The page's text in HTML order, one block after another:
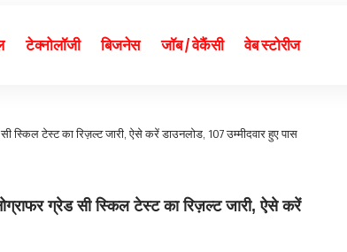
टेक्नोलॉजी बिजनेस जॉब / वेकैंसी वेब स्टोरीज
स्किल टेस्ट का रिज़ल्ट जारी, ऐसे करें डाउनलोड, 107 उम्मीदवार हुए पास
ग्रेड सी स्किल टेस्ट का रिज़ल्ट जारी, ऐसे करें